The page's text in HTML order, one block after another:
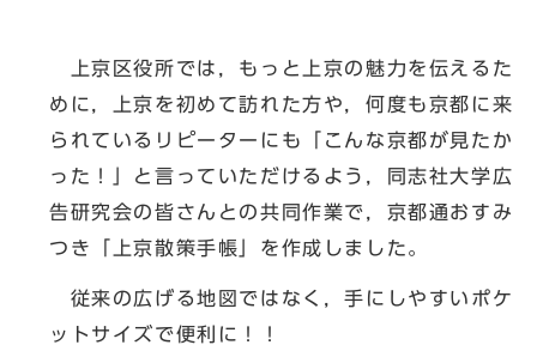
上京区役所では，もっと上京の魅力を伝えるた
めに，上京を初めて訪れた方や，何度も京都に来
られているリピーターにも「こんな京都が見たか
った！」と言っていただけるよう，同志社大学広
告研究会の皆さんとの共同作業で，京都通おすみ
つき「上京散策手帳」を作成しました。
従来の広げる地図ではなく，手にしやすいポケ
ットサイズで便利に！！